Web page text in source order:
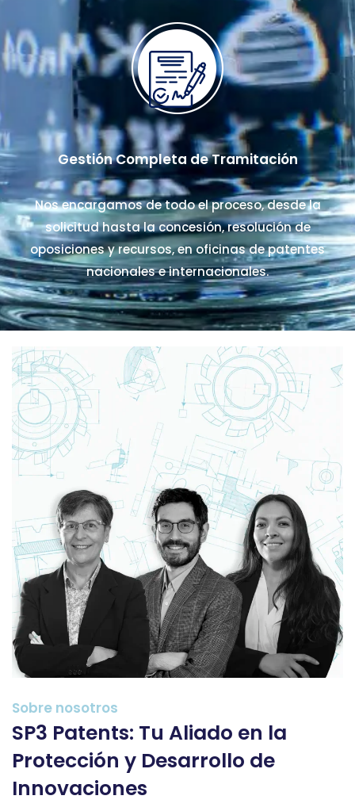
Gestión Completa de Tramitación
Nos encargamos de todo el proceso, desde la
solicitud hasta la concesión, resolución de
oposiciones y recursos, en oficinas de patentes
nacionales e internacionales.
Sobre nosotros
SP3 Patents: Tu Aliado en la
Protección y Desarrollo de
Innovaciones